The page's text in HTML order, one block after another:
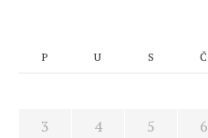
P U S Č
3
4 5 6